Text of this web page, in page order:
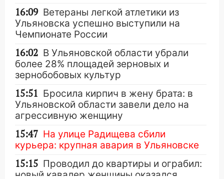
16:09 Ветераны легкой атлетики из
Ульяновска успешно выступили на
Чемпионате России
16:02 В Ульяновской области убрали
более 28% площадей зерновых и
зернобобовых культур
15:51 Бросила кирпич в жену брата: в
Ульяновской области завели дело на
агрессивную женщину
15:47 На улице Радищева сбили
курьера: крупная авария в Ульяновске
15:15 Проводил до квартиры и ограбил:
новый кавалер женщины оказался